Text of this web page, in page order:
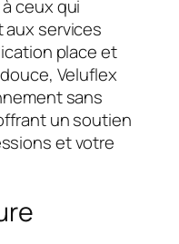
ceux qui
services
place et
Veluflex
sans
un soutien
et votre